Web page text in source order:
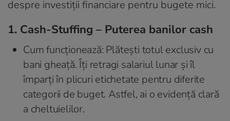
despre investiții financiare pentru bugete mici.
1. Cash-Stuffing – Puterea banilor cash
Cum funcționează: Plătești totul exclusiv cu
bani gheață. Îți retragi salariul lunar și îl
împarți în plicuri etichetate pentru diferite
categorii de buget. Astfel, ai o evidență clară
a cheltuielilor.